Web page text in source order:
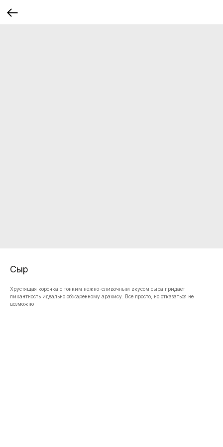
Сыр
Хрустящая корочка с тонким нежно-сливочным вкусом сыра придает
пикантность идеально обжаренному арахису. Все просто, но отказаться не
возможно